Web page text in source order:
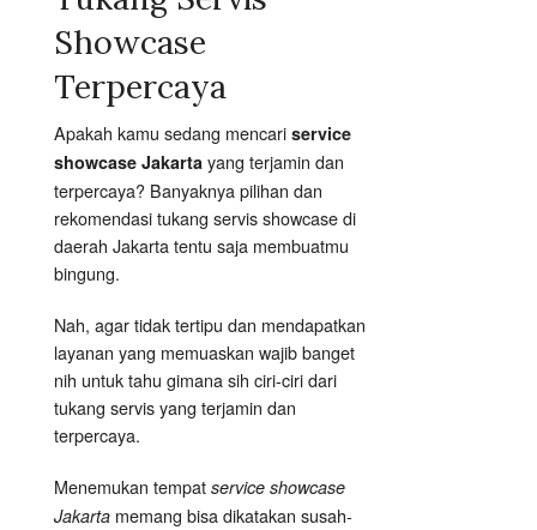
Showcase
Terpercaya
Apakah kamu sedang mencari service
showcase Jakarta yang terjamin dan
terpercaya? Banyaknya pilihan dan
rekomendasi tukang servis showcase di
daerah Jakarta tentu saja membuatmu
bingung.
Nah, agar tidak tertipu dan mendapatkan
layanan yang memuaskan wajib banget
nih untuk tahu gimana sih ciri-ciri dari
tukang servis yang terjamin dan
terpercaya.
Menemukan tempat service showcase
Jakarta memang bisa dikatakan susah-